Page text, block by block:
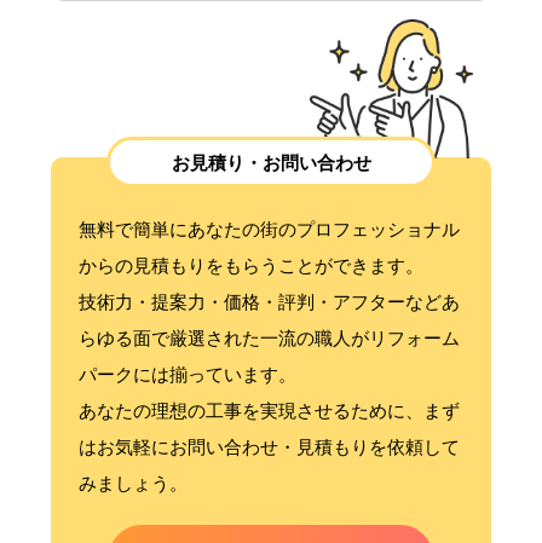
お見積り・お問い合わせ
無料で簡単にあなたの街のプロフェッショナル
からの見積もりをもらうことができます。
技術力・提案力・価格・評判・アフターなどあ
らゆる面で厳選された一流の職人がリフォーム
パークには揃っています。
あなたの理想の工事を実現させるために、まず
はお気軽にお問い合わせ・見積もりを依頼して
みましょう。